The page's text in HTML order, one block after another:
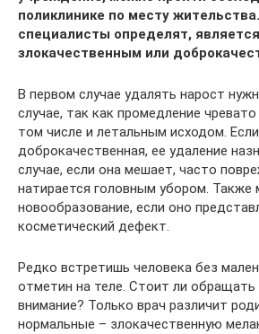
поликлинике по месту
специалисты определят,
злокачественным или
В первом случае удалять нарост
случае, так как промедление
том числе и летальным исходом.
доброкачественная, ее удаление
случае, если она мешает, часто
натирается головным убором. Также
новообразование, если оно
косметический дефект.
Редко встретишь человека без
отметин на теле. Стоит ли обращать
внимание? Только врач различит
нормальные – злокачественную